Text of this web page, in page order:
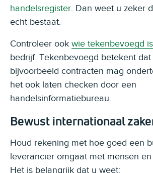
handelsregister. Dan weet u zeker
echt bestaat.
Controleer ook wie tekenbevoegd is
bedrijf. Tekenbevoegd betekent
bijvoorbeeld contracten mag
het ook laten checken door een
handelsinformatiebureau.
Bewust internationaal
Houd rekening met hoe goed een
leverancier omgaat met mensen
Het is belangrijk dat u weet: